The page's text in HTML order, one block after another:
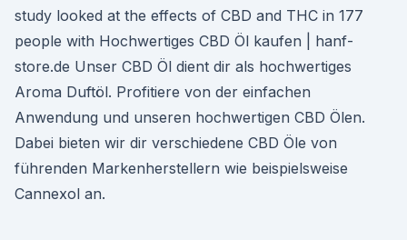
study looked at the effects of CBD and THC in 177
people with Hochwertiges CBD Öl kaufen | hanf-
store.de Unser CBD Öl dient dir als hochwertiges
Aroma Duftöl. Profitiere von der einfachen
Anwendung und unseren hochwertigen CBD Ölen.
Dabei bieten wir dir verschiedene CBD Öle von
führenden Markenherstellern wie beispielsweise
Cannexol an.